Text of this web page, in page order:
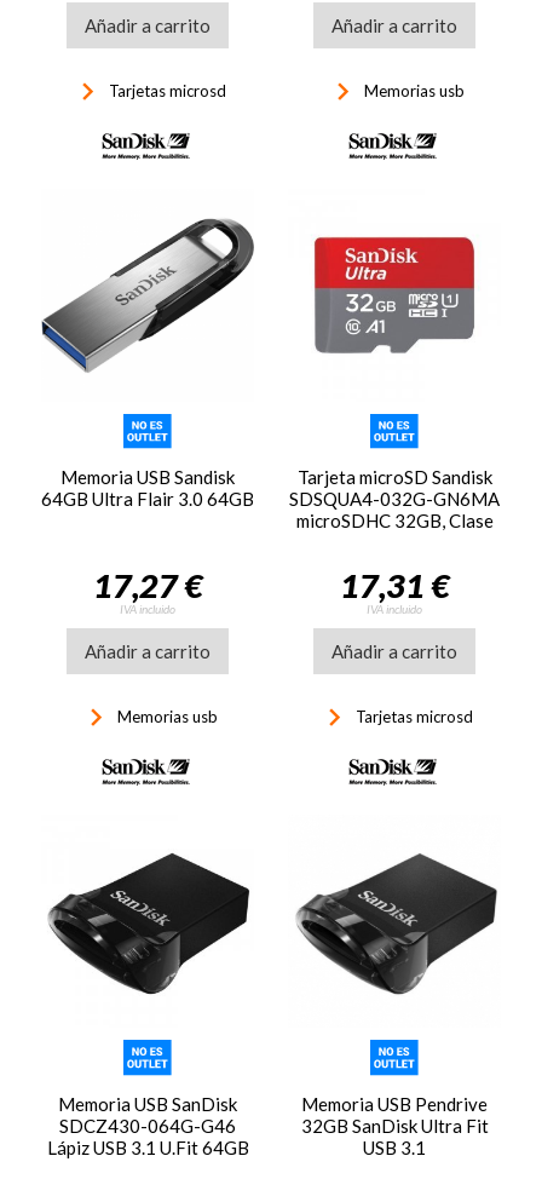
Añadir a carrito
keyboard_arrow_right Tarjetas microsd
Añadir a carrito
keyboard_arrow_right Memorias usb
Memoria USB Sandisk
64GB Ultra Flair 3.0 64GB
17,27 €
IVA incluido
Añadir a carrito
keyboard_arrow_right Memorias usb
Tarjeta microSD Sandisk
SDSQUA4-032G-GN6MA
microSDHC 32GB, Clase
17,31 €
IVA incluido
Añadir a carrito
keyboard_arrow_right Tarjetas microsd
Memoria USB SanDisk
SDCZ430-064G-G46
Lápiz USB 3.1 U.Fit 64GB
Memoria USB Pendrive
32GB SanDisk Ultra Fit
USB 3.1